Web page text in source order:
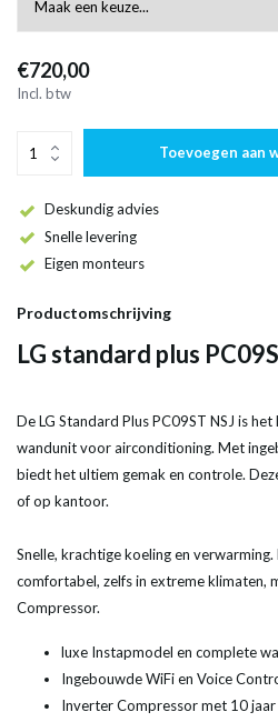
€720,00
Incl. btw
Toevoegen aan
Deskundig advies
Snelle levering
Eigen monteurs
Productomschrijving
LG standard plus
De LG Standard Plus PC09ST NSJ is
wandunit voor airconditioning. Met
biedt het ultiem gemak en controle.
of op kantoor.
Snelle, krachtige koeling en
comfortabel, zelfs in extreme klimaten,
Compressor.
luxe Instapmodel en complete
Ingebouwde WiFi en Voice
Inverter Compressor met 10